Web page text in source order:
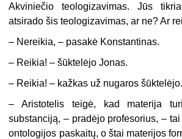
Akviniečio teologizavimas. Jūs
atsirado šis teologizavimas, ar ne? Ar
– Nereikia, – pasakė Konstantinas.
– Reikia! – šūktelėjo Jonas.
– Reikia! – kažkas už nugaros
– Aristotelis teigė, kad materija
substanciją, – pradėjo profesorius, –
ontologijos paskaitų, o štai materijos